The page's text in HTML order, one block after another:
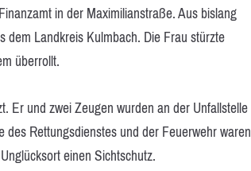
in der Maximilianstraße. Aus bislang
Landkreis Kulmbach. Die Frau stürzte
überrollt.
Er und zwei Zeugen wurden an der Unfallstelle
Rettungsdienstes und der Feuerwehr waren
einen Sichtschutz.